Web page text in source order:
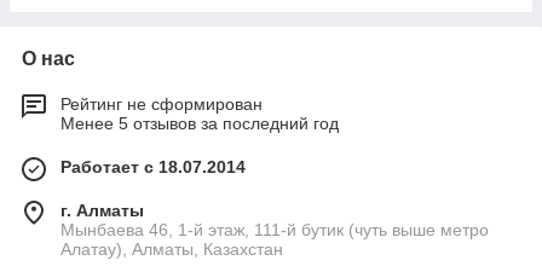
О нас
Рейтинг не сформирован
Менее 5 отзывов за последний год
Работает с 18.07.2014
г. Алматы
Мынбаева 46, 1-й этаж, 111-й бутик (чуть выше метро
Алатау), Алматы, Казахстан